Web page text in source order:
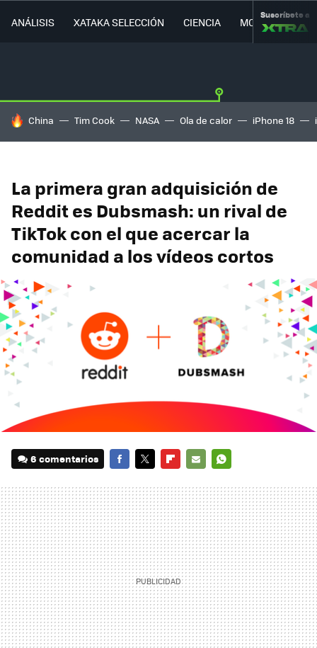
ANÁLISIS XATAKA SELECCIÓN CIENCIA MOVILIDAD
Suscríbete a
HOY SE HABLA DE
China Tim Cook NASA Ola de calor iPhone 18
La primera gran adquisición de
Reddit es Dubsmash: un rival de
TikTok con el que acercar la
comunidad a los vídeos cortos
6 comentarios
MAIL